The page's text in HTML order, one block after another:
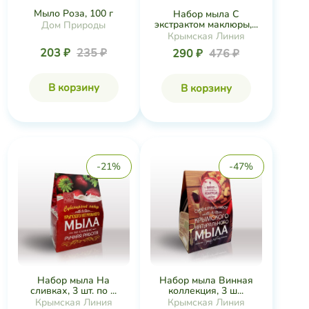
Мыло Роза, 100 г
Дом Природы
203 ₽ 235 ₽
В корзину
Набор мыла С
экстрактом маклюры,...
Крымская Линия
290 ₽ 476 ₽
В корзину
-21%
Набор мыла На
сливках, 3 шт. по ...
Крымская Линия
-47%
Набор мыла Винная
коллекция, 3 ш...
Крымская Линия